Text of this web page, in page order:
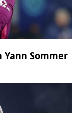
Yann Sommer